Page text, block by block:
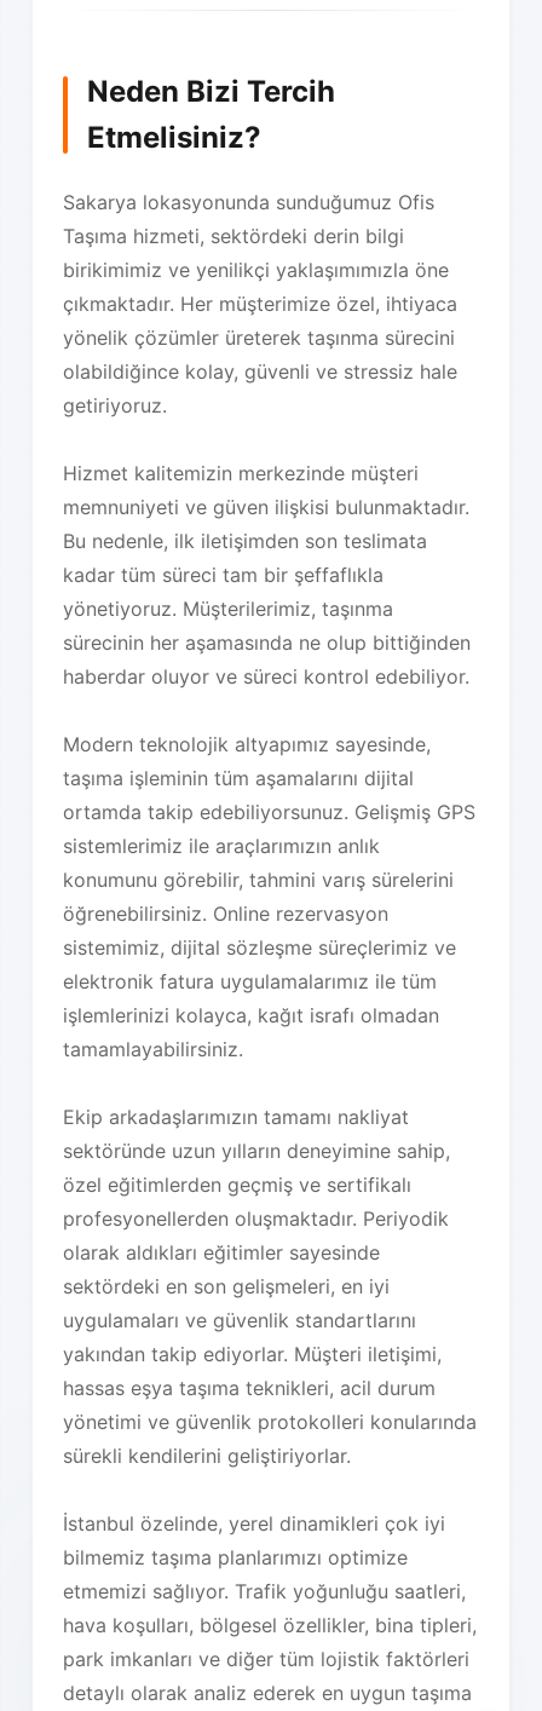
Neden Bizi Tercih
Etmelisiniz?
Sakarya lokasyonunda sunduğumuz Ofis
Taşıma hizmeti, sektördeki derin bilgi
birikimimiz ve yenilikçi yaklaşımımızla öne
çıkmaktadır. Her müşterimize özel, ihtiyaca
yönelik çözümler üreterek taşınma sürecini
olabildiğince kolay, güvenli ve stressiz hale
getiriyoruz.
Hizmet kalitemizin merkezinde müşteri
memnuniyeti ve güven ilişkisi bulunmaktadır.
Bu nedenle, ilk iletişimden son teslimata
kadar tüm süreci tam bir şeffaflıkla
yönetiyoruz. Müşterilerimiz, taşınma
sürecinin her aşamasında ne olup bittiğinden
haberdar oluyor ve süreci kontrol edebiliyor.
Modern teknolojik altyapımız sayesinde,
taşıma işleminin tüm aşamalarını dijital
ortamda takip edebiliyorsunuz. Gelişmiş GPS
sistemlerimiz ile araçlarımızın anlık
konumunu görebilir, tahmini varış sürelerini
öğrenebilirsiniz. Online rezervasyon
sistemimiz, dijital sözleşme süreçlerimiz ve
elektronik fatura uygulamalarımız ile tüm
işlemlerinizi kolayca, kağıt israfı olmadan
tamamlayabilirsiniz.
Ekip arkadaşlarımızın tamamı nakliyat
sektöründe uzun yılların deneyimine sahip,
özel eğitimlerden geçmiş ve sertifikalı
profesyonellerden oluşmaktadır. Periyodik
olarak aldıkları eğitimler sayesinde
sektördeki en son gelişmeleri, en iyi
uygulamaları ve güvenlik standartlarını
yakından takip ediyorlar. Müşteri iletişimi,
hassas eşya taşıma teknikleri, acil durum
yönetimi ve güvenlik protokolleri konularında
sürekli kendilerini geliştiriyorlar.
İstanbul özelinde, yerel dinamikleri çok iyi
bilmemiz taşıma planlarımızı optimize
etmemizi sağlıyor. Trafik yoğunluğu saatleri,
hava koşulları, bölgesel özellikler, bina tipleri,
park imkanları ve diğer tüm lojistik faktörleri
detaylı olarak analiz ederek en uygun taşıma